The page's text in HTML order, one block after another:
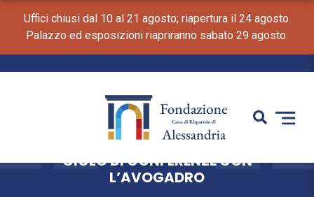
Uffici chiusi dal 10 al 21 agosto; riapertura il 24 agosto.
Palazzo ed esposizioni riapriranno sabato 29 agosto.
CICLO DI CONFERENZE CON
L’AVOGADRO